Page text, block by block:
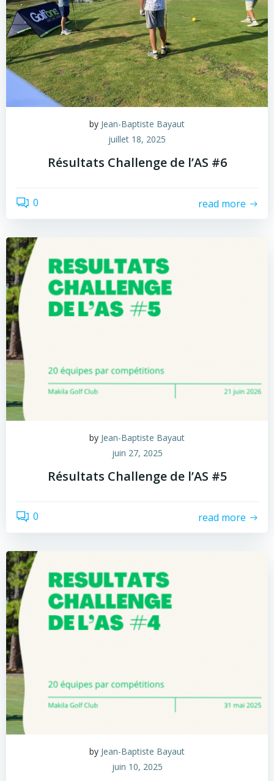
by Jean-Baptiste Bayaut
juillet 18, 2025
Résultats Challenge de l’AS #6
0 read more
by Jean-Baptiste Bayaut
juin 27, 2025
Résultats Challenge de l’AS #5
0 read more
by Jean-Baptiste Bayaut
juin 10, 2025